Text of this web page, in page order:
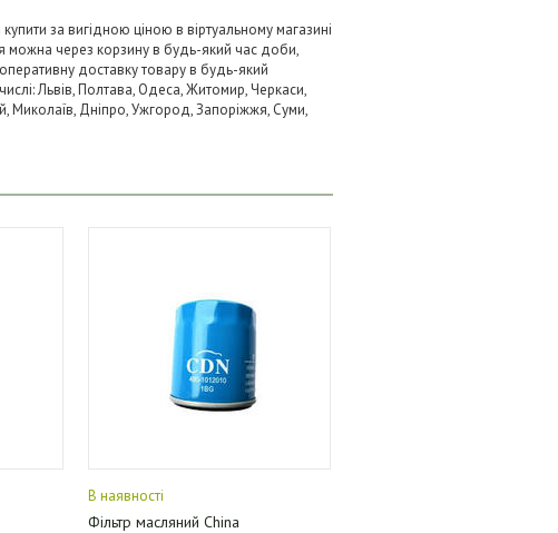
за вигідною ціною в віртуальному магазині
можна через корзину в будь-який час доби,
доставку товару в будь-який
Львів, Полтава, Одеса, Житомир, Черкаси,
Миколаїв, Дніпро, Ужгород, Запоріжжя, Суми,
В наявності
Фільтр масляний China